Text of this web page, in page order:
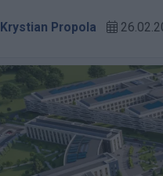
Krystian Propola